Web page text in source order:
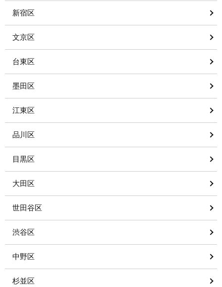
新宿区
文京区
台東区
墨田区
江東区
品川区
目黒区
大田区
世田谷区
渋谷区
中野区
杉並区